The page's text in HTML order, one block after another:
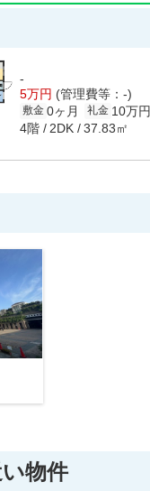
-
5万円 (管理費等：-)
敷金 0ヶ月 礼金 10万円
4階 2DK 37.83㎡
物件